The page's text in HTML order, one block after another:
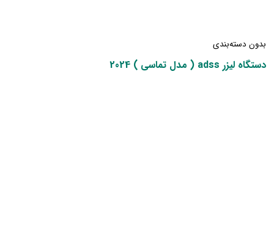
بدون دسته‌بندی
دستگاه لیزر adss ( مدل تماسی ) 2024